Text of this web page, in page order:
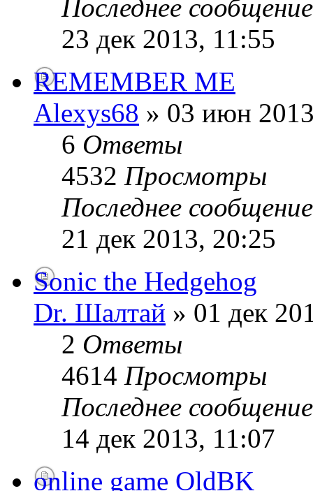
Последнее
23 дек 2013, 11:55
REMEMBER ME
Alexys68 » 03 июн
6 Ответы
4532 Просмотры
Последнее
21 дек 2013, 20:25
Sonic the Hedgehog
Dr. Шалтай » 01 дек
2 Ответы
4614 Просмотры
Последнее
14 дек 2013, 11:07
online game OldBK